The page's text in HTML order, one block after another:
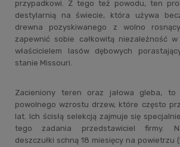
przypadkowi. Z tego też powodu, ten
destylarnią na świecie, która używa
drewna pozyskiwanego z wolno
zapewnić sobie całkowitą niezależność
właścicielem lasów dębowych
stanie Missouri.
Zacieniony teren oraz jałowa gleba, to
powolnego wzrostu drzew, które często
lat. Ich ścisłą selekcją zajmuje się
tego zadania przedstawiciel firmy.
deszczułki schną 18 miesięcy na powietrzu